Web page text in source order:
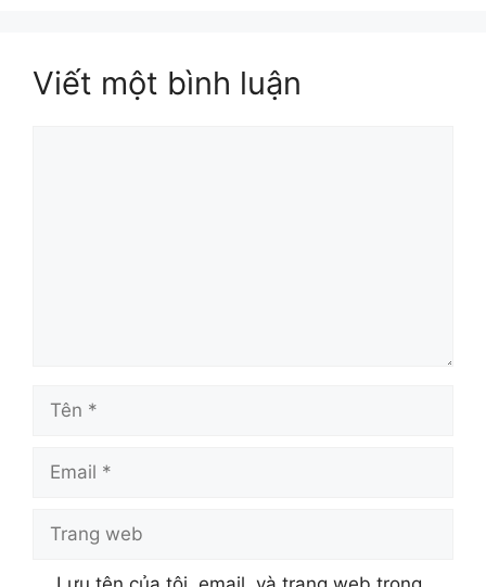
Viết một bình luận
web